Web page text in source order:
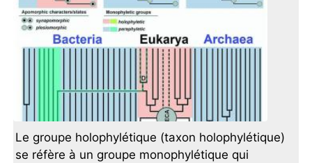
Le groupe holophylétique (taxon holophylétique)
se réfère à un groupe monophylétique qui